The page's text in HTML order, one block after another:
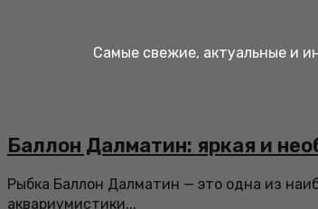
Самые свежие, актуальные и
Баллон Далматин: яркая и
Рыбка Баллон Далматин — это одна из
аквариумистики...